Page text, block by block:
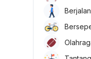
Berjalan